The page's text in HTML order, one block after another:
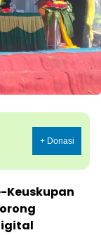
+ Donasi
Keuskupan